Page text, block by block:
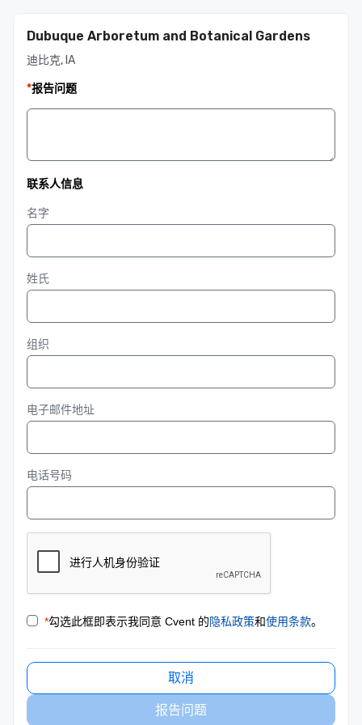
Dubuque Arboretum and Botanical Gardens
迪比克, IA
*报告问题
联系人信息
名字
姓氏
组织
电子邮件地址
电话号码
*勾选此框即表示我同意 Cvent 的隐私政策和使用条款。
取消
报告问题